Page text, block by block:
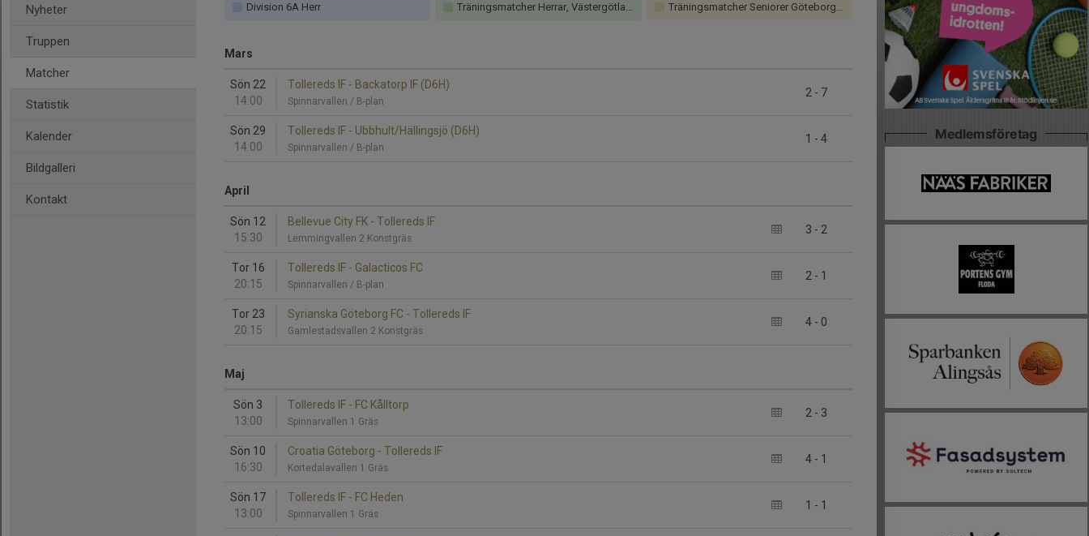
Nyheter
Truppen
Matcher
Statistik
Kalender
Bildgalleri
Kontakt
Division 6A Herr Träningsmatcher Herrar, Västergötland Träningsmatcher Seniorer Göteborg Herr
Mars
Sön 22
14:00
2 - 7
Tollereds IF - Backatorp IF (D6H)
Spinnarvallen / B-plan
Sön 29
14:00
1 - 4
Tollereds IF - Ubbhult/Hällingsjö (D6H)
Spinnarvallen / B-plan
April
Sön 12
15:30
3 - 2
Bellevue City FK - Tollereds IF
Lemmingvallen 2 Konstgräs
Tor 16
20:15
2 - 1
Tollereds IF - Galacticos FC
Spinnarvallen / B-plan
Tor 23
20:15
4 - 0
Syrianska Göteborg FC - Tollereds IF
Gamlestadsvallen 2 Konstgräs
Maj
Sön 3
13:00
2 - 3
Tollereds IF - FC Kålltorp
Spinnarvallen 1 Gräs
Sön 10
16:30
4 - 1
Croatia Göteborg - Tollereds IF
Kortedalavallen 1 Gräs
Sön 17
13:00
1 - 1
Tollereds IF - FC Heden
Spinnarvallen 1 Gräs
Medlemsföretag